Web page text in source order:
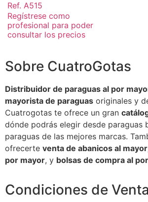
Ref. A515
Regístrese como
profesional para poder
consultar los precios
Sobre CuatroGotas
Distribuidor de paraguas al por
mayorista de paraguas originales y
Cuatrogotas te ofrece un gran
dónde podrás elegir desde paraguas
paraguas de las mejores marcas.
ofrecerte venta de abanicos al mayor
por mayor, y bolsas de compra al
Condiciones de Venta